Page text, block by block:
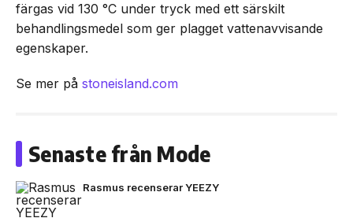
färgas vid 130 °C under tryck med ett särskilt
behandlingsmedel som ger plagget vattenavvisande
egenskaper.
Se mer på stoneisland.com
Senaste från Mode
Rasmus recenserar YEEZY